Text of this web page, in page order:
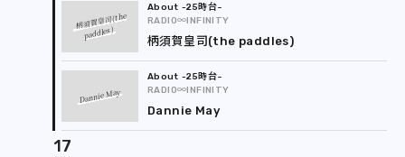
柄須賀皇司(the
paddles)
-25時台
RADIO∞INFINITY
柄須賀皇司(the paddles)
Dannie May
-25時台
RADIO∞INFINITY
Dannie May
17